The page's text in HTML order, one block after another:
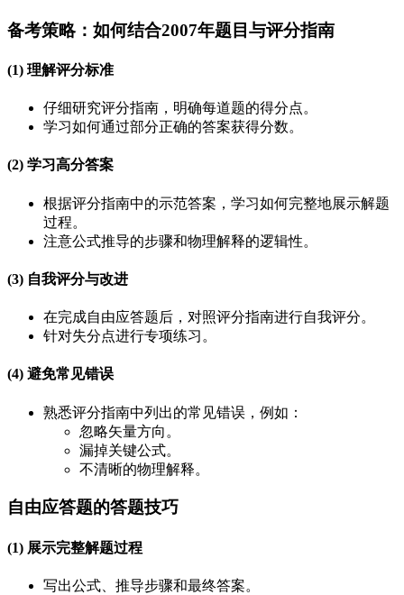
备考策略：如何结合2007年题目与评分指南
(1) 理解评分标准
仔细研究评分指南，明确每道题的得分点。
学习如何通过部分正确的答案获得分数。
(2) 学习高分答案
根据评分指南中的示范答案，学习如何完整地展示解题
过程。
注意公式推导的步骤和物理解释的逻辑性。
(3) 自我评分与改进
在完成自由应答题后，对照评分指南进行自我评分。
针对失分点进行专项练习。
(4) 避免常见错误
熟悉评分指南中列出的常见错误，例如：
忽略矢量方向。
漏掉关键公式。
不清晰的物理解释。
自由应答题的答题技巧
(1) 展示完整解题过程
写出公式、推导步骤和最终答案。